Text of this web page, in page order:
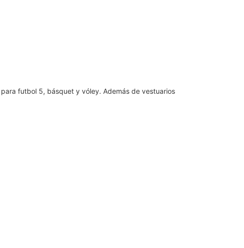
futbol 5, básquet y vóley. Además de vestuarios